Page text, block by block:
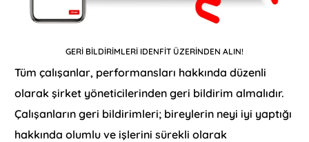
GERİ BİLDİRİMLERİ IDENFİT ÜZERİNDEN ALIN!
Tüm çalışanlar, performansları hakkında düzenli
olarak şirket yöneticilerinden geri bildirim almalıdır.
Çalışanların geri bildirimleri; bireylerin neyi iyi yaptığı
hakkında olumlu ve işlerini sürekli olarak